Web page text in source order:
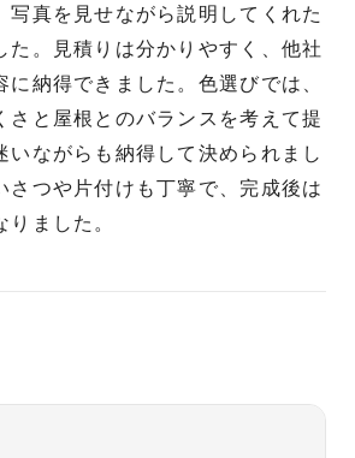
写真を見せながら説明してくれた
た。見積りは分かりやすく、他社
に納得できました。色選びでは、
さと屋根とのバランスを考えて提
いながらも納得して決められまし
さつや片付けも丁寧で、完成後は
ました。